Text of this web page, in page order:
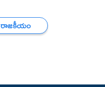
రాజకీయం